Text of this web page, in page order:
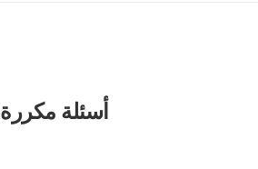
أسئلة مكررة